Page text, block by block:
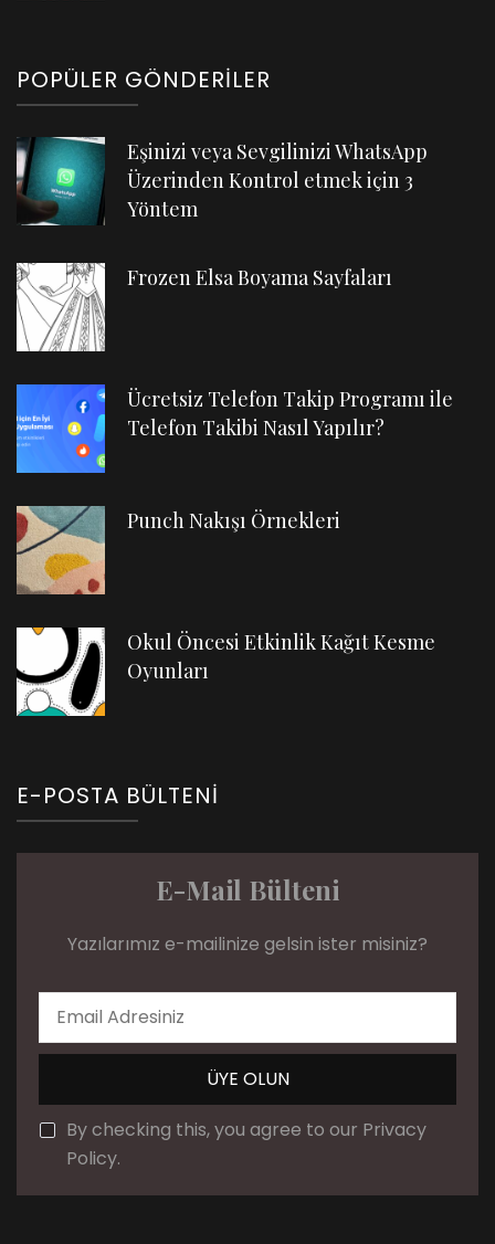
POPÜLER GÖNDERILER
Eşinizi veya Sevgilinizi WhatsApp
Üzerinden Kontrol etmek için 3
Yöntem
Frozen Elsa Boyama Sayfaları
Ücretsiz Telefon Takip Programı ile
Telefon Takibi Nasıl Yapılır?
Punch Nakışı Örnekleri
Okul Öncesi Etkinlik Kağıt Kesme
Oyunları
E-POSTA BÜLTENI
E-Mail Bülteni
Yazılarımız e-mailinize gelsin ister misiniz?
By checking this, you agree to our Privacy
Policy.